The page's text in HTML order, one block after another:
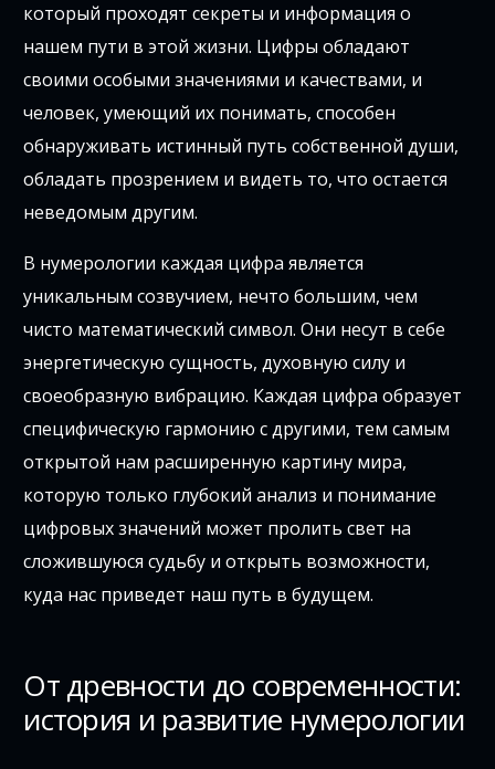
который проходят секреты и информация о
нашем пути в этой жизни. Цифры обладают
своими особыми значениями и качествами, и
человек, умеющий их понимать, способен
обнаруживать истинный путь собственной души,
обладать прозрением и видеть то, что остается
неведомым другим.
В нумерологии каждая цифра является
уникальным созвучием, нечто большим, чем
чисто математический символ. Они несут в себе
энергетическую сущность, духовную силу и
своеобразную вибрацию. Каждая цифра образует
специфическую гармонию с другими, тем самым
открытой нам расширенную картину мира,
которую только глубокий анализ и понимание
цифровых значений может пролить свет на
сложившуюся судьбу и открыть возможности,
куда нас приведет наш путь в будущем.
От древности до современности:
история и развитие нумерологии